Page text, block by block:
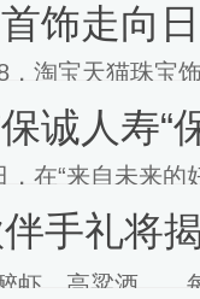
午，在上海七宝
饰走向
，淘宝天猫珠宝
活化展示，帮助
诚人寿“
，在“来自未来
上，中信保诚人
手礼将
虾、高粱酒……